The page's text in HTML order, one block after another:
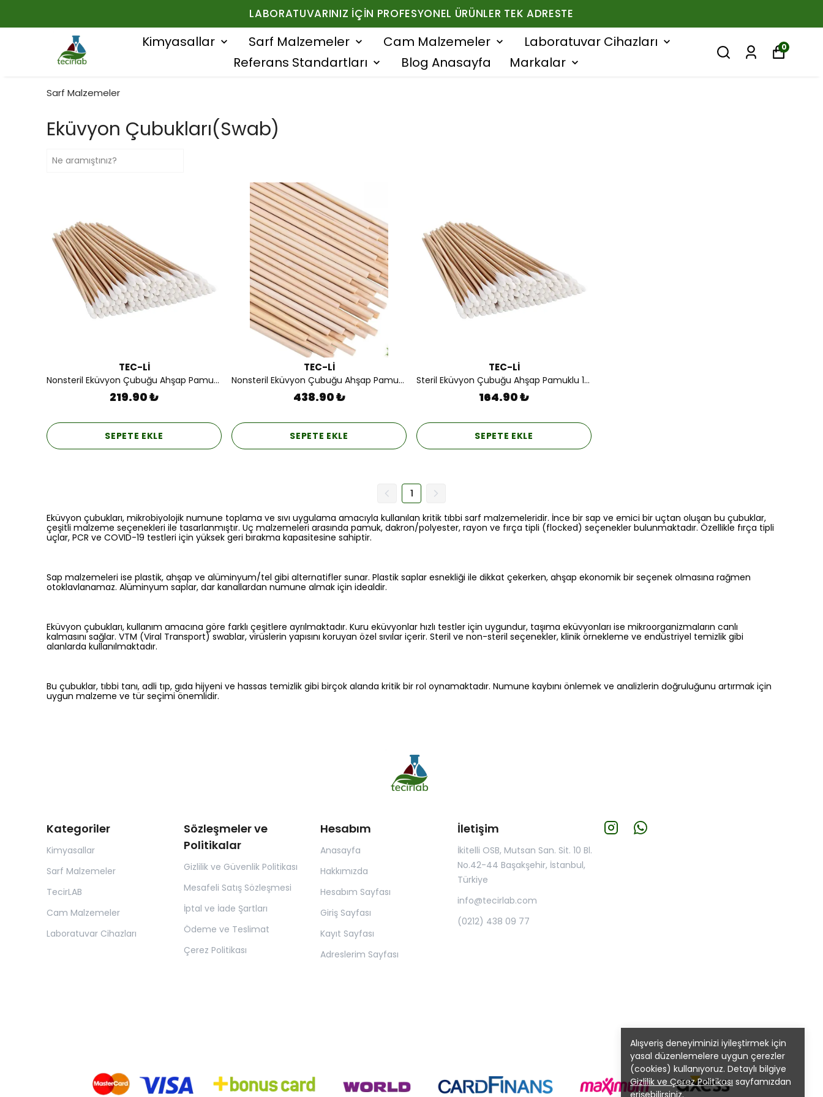
LABORATUVARINIZ İÇIN PROFESYONEL ÜRÜNLER TEK ADRESTE
Kimyasallar Sarf Malzemeler Cam Malzemeler
Laboratuvar Cihazları
Referans Standartları
Blog Anasayfa Markalar
0
Alışveriş deneyiminizi iyileştirmek için
yasal düzenlemelere uygun çerezler
(cookies) kullanıyoruz. Detaylı bilgiye
Gizlilik ve Çerez Politikası sayfamızdan
erişebilirsiniz.
Sarf Malzemeler
Eküvyon Çubukları(Swab)
TEC-Lİ
Nonsteril Eküvyon Çubuğu Ahşap Pamuklu 100'lük.
219.90 ₺
SEPETE EKLE
TEC-Lİ
Nonsteril Eküvyon Çubuğu Ahşap Pamuksuz 1000'lik.
438.90 ₺
SEPETE EKLE
TEC-Lİ
Steril Eküvyon Çubuğu Ahşap Pamuklu 100'lük.
164.90 ₺
SEPETE EKLE
1
Eküvyon çubukları, mikrobiyolojik numune toplama ve sıvı uygulama amacıyla kullanılan kritik tıbbi sarf malzemeleridir. İnce bir sap ve emici bir uçtan oluşan bu çubuklar,
çeşitli malzeme seçenekleri ile tasarlanmıştır. Uç malzemeleri arasında pamuk, dakron/polyester, rayon ve fırça tipli (flocked) seçenekler bulunmaktadır. Özellikle fırça tipli
uçlar, PCR ve COVID-19 testleri için yüksek geri bırakma kapasitesine sahiptir.
Sap malzemeleri ise plastik, ahşap ve alüminyum/tel gibi alternatifler sunar. Plastik saplar esnekliği ile dikkat çekerken, ahşap ekonomik bir seçenek olmasına rağmen
otoklavlanamaz. Alüminyum saplar, dar kanallardan numune almak için idealdir.
Eküvyon çubukları, kullanım amacına göre farklı çeşitlere ayrılmaktadır. Kuru eküvyonlar hızlı testler için uygundur, taşıma eküvyonları ise mikroorganizmaların canlı
kalmasını sağlar. VTM (Viral Transport) swablar, virüslerin yapısını koruyan özel sıvılar içerir. Steril ve non-steril seçenekler, klinik örnekleme ve endüstriyel temizlik gibi
alanlarda kullanılmaktadır.
Bu çubuklar, tıbbi tanı, adli tıp, gıda hijyeni ve hassas temizlik gibi birçok alanda kritik bir rol oynamaktadır. Numune kaybını önlemek ve analizlerin doğruluğunu artırmak için
uygun malzeme ve tür seçimi önemlidir.
Kategoriler
Kimyasallar
Sarf Malzemeler
TecirLAB
Cam Malzemeler
Laboratuvar Cihazları
Sözleşmeler ve
Politikalar
Gizlilik ve Güvenlik Politikası
Mesafeli Satış Sözleşmesi
İptal ve İade Şartları
Ödeme ve Teslimat
Çerez Politikası
Hesabım
Anasayfa
Hakkımızda
Hesabım Sayfası
Giriş Sayfası
Kayıt Sayfası
Adreslerim Sayfası
İletişim
İkitelli OSB, Mutsan San. Sit. 10 Bl.
No.42-44 Başakşehir, İstanbul,
Türkiye
info@tecirlab.com
(0212) 438 09 77